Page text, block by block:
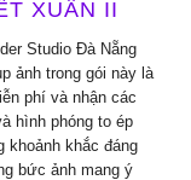
XUÂN II
Studio Đà Nẵng
ảnh trong gói này là
phí và nhận các
hình phóng to ép
khoảnh khắc đáng
bức ảnh mang ý